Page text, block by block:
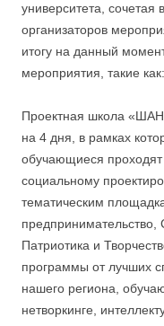
университета, сочетая
организаторов
итогу на данный
мероприятия, такие как:
Проектная школа
на 4 дня, в рамках
обучающиеся
социальному
тематическим
Патриотика и
программы от лучших
нашего региона,
нетворкинге,